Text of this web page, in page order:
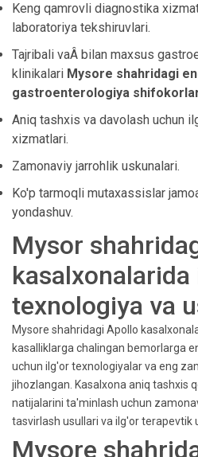
Keng qamrovli diagnostika
laboratoriya tekshiruvlari.
Tajribali vaÂ bilan maxsus
klinikalari Mysore shahridagi
gastroenterologiya
Aniq tashxis va davolash uchun
xizmatlari.
Zamonaviy jarrohlik uskunalari.
Ko'p tarmoqli mutaxassislar
yondashuv.
Mysor
kasalxonalarida
texnologiya va
Mysore shahridagi Apollo
kasalliklarga chalingan bemorlarga
uchun ilg'or texnologiyalar va eng
jihozlangan. Kasalxona aniq tashxis
natijalarini ta'minlash uchun
tasvirlash usullari va ilg'or terapevtik
Mysore